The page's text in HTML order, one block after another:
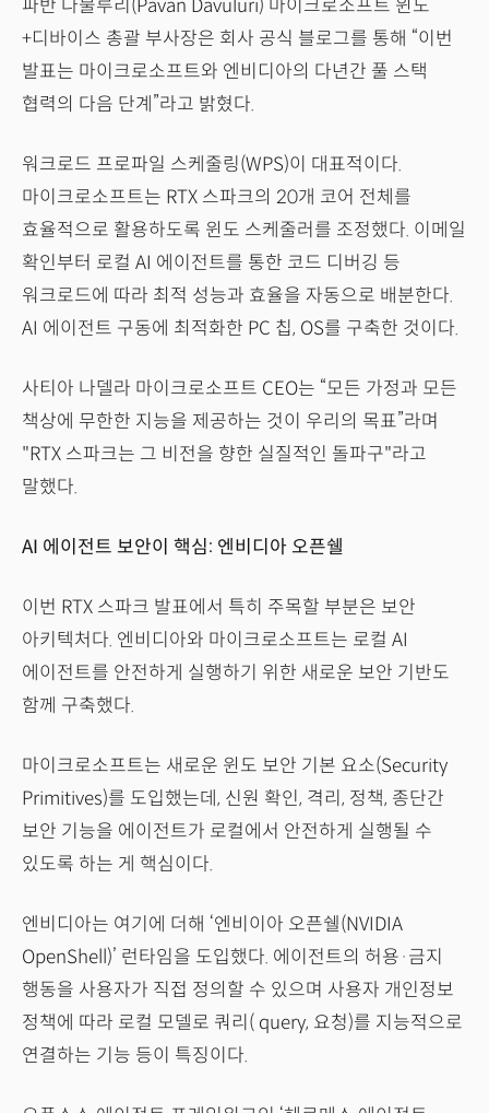
파반 다불루리(Pavan Davuluri) 마이크로소프트 윈도
+디바이스 총괄 부사장은 회사 공식 블로그를 통해 “이번
발표는 마이크로소프트와 엔비디아의 다년간 풀 스택
협력의 다음 단계”라고 밝혔다.
워크로드 프로파일 스케줄링(WPS)이 대표적이다.
마이크로소프트는 RTX 스파크의 20개 코어 전체를
효율적으로 활용하도록 윈도 스케줄러를 조정했다. 이메일
확인부터 로컬 AI 에이전트를 통한 코드 디버깅 등
워크로드에 따라 최적 성능과 효율을 자동으로 배분한다.
AI 에이전트 구동에 최적화한 PC 칩, OS를 구축한 것이다.
사티아 나델라 마이크로소프트 CEO는 “모든 가정과 모든
책상에 무한한 지능을 제공하는 것이 우리의 목표”라며
"RTX 스파크는 그 비전을 향한 실질적인 돌파구"라고
말했다.
AI 에이전트 보안이 핵심: 엔비디아 오픈쉘
이번 RTX 스파크 발표에서 특히 주목할 부분은 보안
아키텍처다. 엔비디아와 마이크로소프트는 로컬 AI
에이전트를 안전하게 실행하기 위한 새로운 보안 기반도
함께 구축했다.
마이크로소프트는 새로운 윈도 보안 기본 요소(Security
Primitives)를 도입했는데, 신원 확인, 격리, 정책, 종단간
보안 기능을 에이전트가 로컬에서 안전하게 실행될 수
있도록 하는 게 핵심이다.
엔비디아는 여기에 더해 ‘엔비이아 오픈쉘(NVIDIA
OpenShell)’ 런타임을 도입했다. 에이전트의 허용·금지
행동을 사용자가 직접 정의할 수 있으며 사용자 개인정보
정책에 따라 로컬 모델로 쿼리( query, 요청)를 지능적으로
연결하는 기능 등이 특징이다.